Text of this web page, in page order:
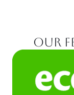
Our